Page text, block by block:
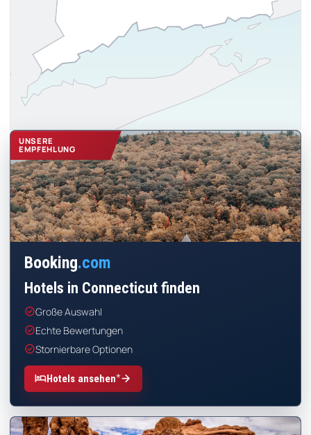
UNSERE
EMPFEHLUNG
Booking.com
Hotels in Connecticut finden
check_circleGroße Auswahl
check_circleEchte Bewertungen
check_circleStornierbare Optionen
hotelHotels ansehen*arrow_forward